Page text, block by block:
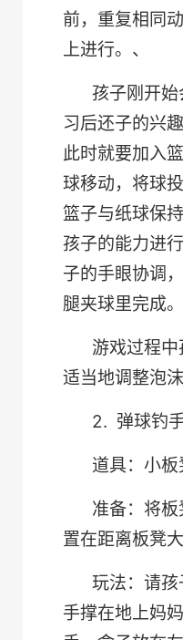
前，重复相同
上进行。、
孩子刚开
习后还子的兴
此时就要加入
球移动，将球
篮子与纸球保持
孩子的能力进
子的手眼协调
腿夹球里完成。
游戏过程
适当地调整泡
2. 弹球钓
道具：小
准备：将
置在距离板凳
玩法：请
手撑在地上妈